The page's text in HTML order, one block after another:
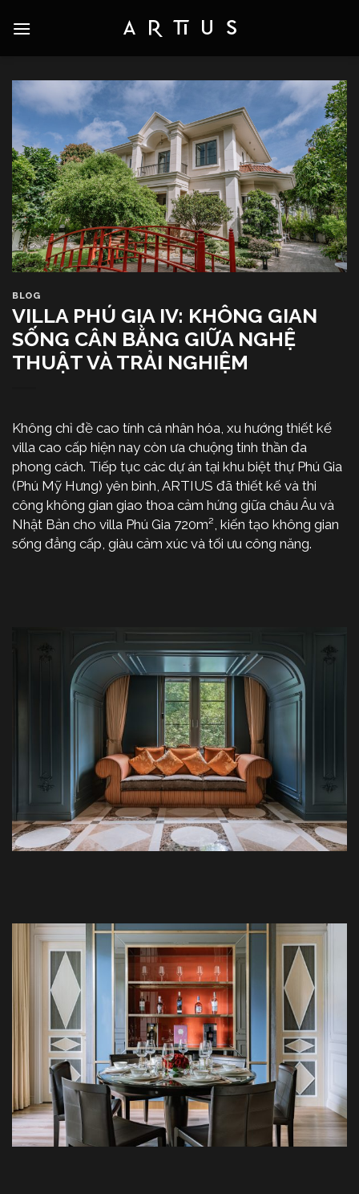
BLOG
VILLA PHÚ GIA IV: KHÔNG GIAN
SỐNG CÂN BẰNG GIỮA NGHỆ
THUẬT VÀ TRẢI NGHIỆM
Không chỉ đề cao tính cá nhân hóa, xu hướng thiết kế
villa cao cấp hiện nay còn ưa chuộng tinh thần đa
phong cách. Tiếp tục các dự án tại khu biệt thự Phú Gia
(Phú Mỹ Hưng) yên bình, ARTIUS đã thiết kế và thi
công không gian giao thoa cảm hứng giữa châu Âu và
Nhật Bản cho villa Phú Gia 720m², kiến tạo không gian
sống đẳng cấp, giàu cảm xúc và tối ưu công năng.